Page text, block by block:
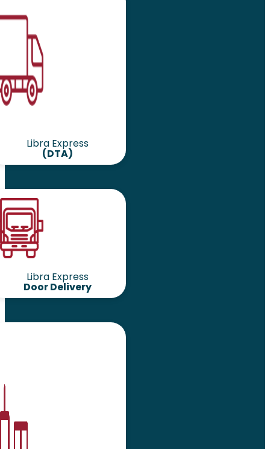
Libra Express
(DTA)
Libra Express
Door Delivery